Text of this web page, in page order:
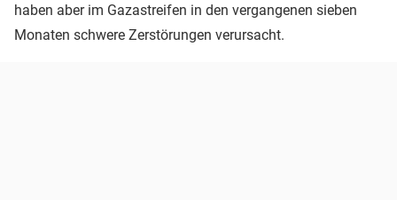
haben aber im Gazastreifen in den vergangenen sieben
Monaten schwere Zerstörungen verursacht.